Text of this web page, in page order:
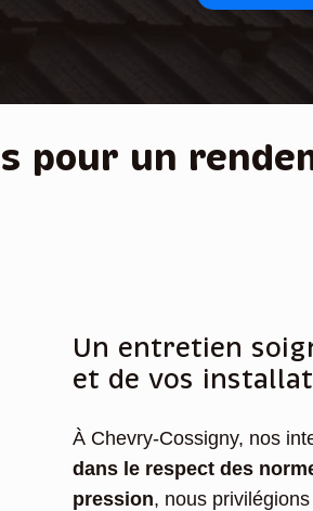
pour un
Un entretien
et de vos
À Chevry-Cossigny, nos
dans le respect des
pression, nous privilégions